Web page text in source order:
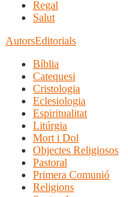
Regal
Salut
AutorsEditorials
Bíblia
Catequesi
Cristologia
Eclesiologia
Espiritualitat
Litúrgia
Mort i Dol
Objectes Religiosos
Pastoral
Primera Comunió
Religions